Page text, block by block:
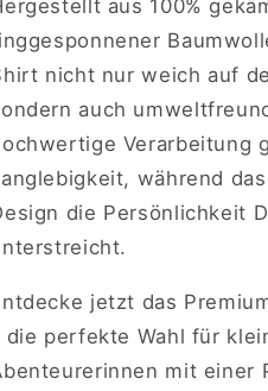
aus 100%
nicht nur weich auf
auch
Verarbeitung
während
die Persönlichkeit
jetzt das
die perfekte Wahl für
mit einer